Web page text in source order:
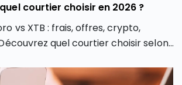
courtier choisir en 2026 ?
vs XTB : frais, offres, crypto,
quel courtier choisir selon